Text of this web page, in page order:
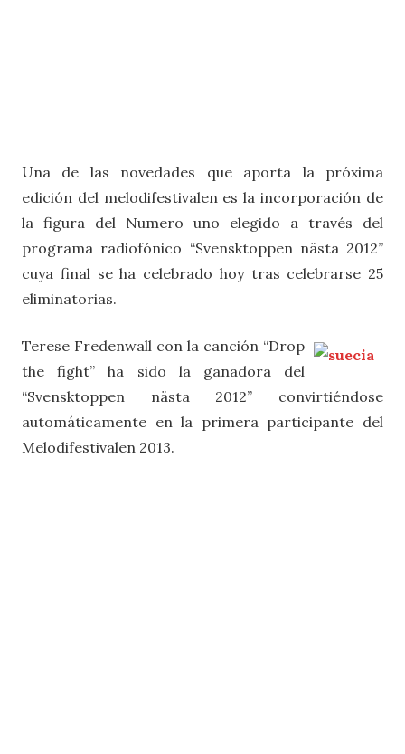
Una de las novedades que aporta la próxima
edición del melodifestivalen es la incorporación de
la figura del Numero uno elegido a través del
programa radiofónico “Svensktoppen nästa 2012”
cuya final se ha celebrado hoy tras celebrarse 25
eliminatorias.
Terese Fredenwall con la canción “Drop
the fight” ha sido la ganadora del
“Svensktoppen nästa 2012” convirtiéndose
automáticamente en la primera participante del
Melodifestivalen 2013.